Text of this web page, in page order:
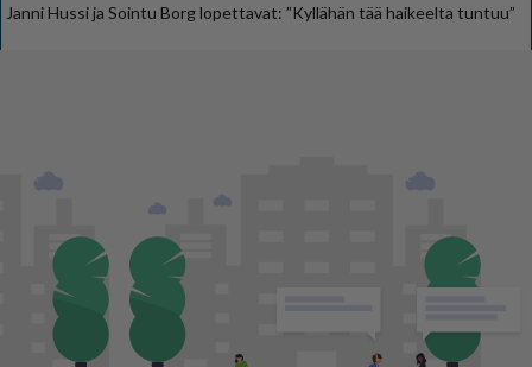
Janni Hussi ja Sointu Borg lopettavat: ”Kyllähän tää haikeelta tuntuu”